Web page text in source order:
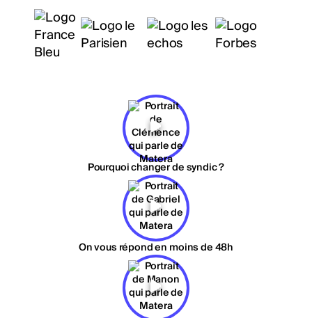
Pourquoi changer de syndic ?
On vous répond en moins de 48h